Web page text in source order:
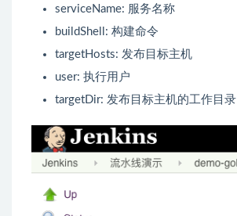
serviceName: 服务名称
buildShell: 构建命令
targetHosts: 发布目标主机
user: 执行用户
targetDir: 发布目标主机的工作目录